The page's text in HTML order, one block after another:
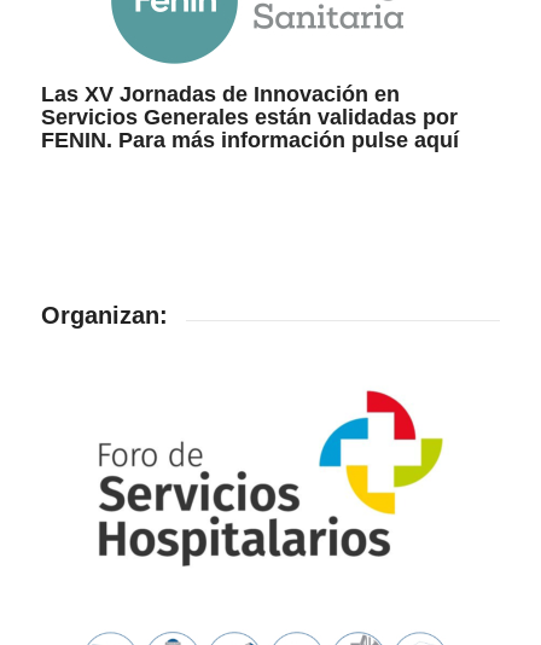
Las XV Jornadas de Innovación en
Servicios Generales están validadas por
FENIN. Para más información pulse aquí
Organizan: